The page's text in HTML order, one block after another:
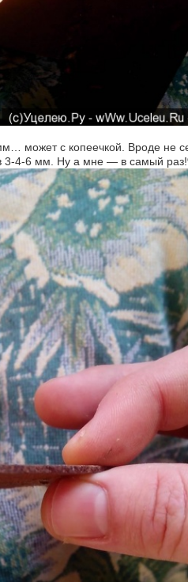
может с копеечкой. Вроде не
3-4-6 мм. Ну а мне — в самый